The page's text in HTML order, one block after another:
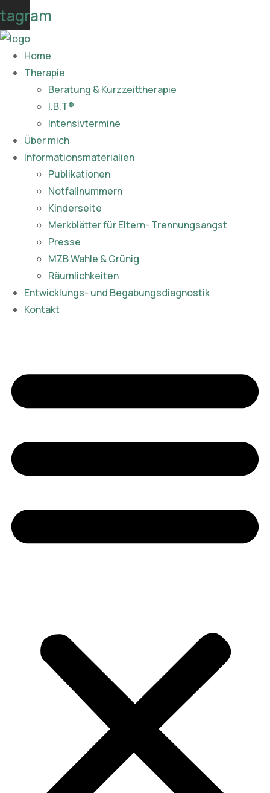
Skip
to
content
Home
Therapie
Beratung & Kurzzeittherapie
I.B.T®
Intensivtermine
Über mich
Informationsmaterialien
Publikationen​
Notfallnummern
Kinderseite
Merkblätter für Eltern- Trennungsangst
Presse
MZB Wahle & Grünig
Räumlichkeiten
Entwicklungs- und Begabungsdiagnostik
Kontakt